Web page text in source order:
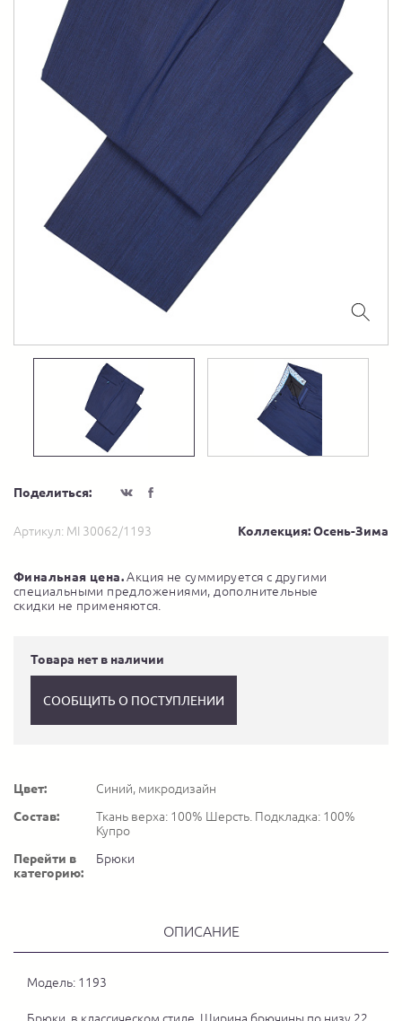
Поделиться:
Артикул: MI 30062/1193 Коллекция: Осень-Зима
Финальная цена.Акция не суммируется с другими
специальными предложениями, дополнительные
скидки не применяются.
Товара нет в наличии
СООБЩИТЬ О ПОСТУПЛЕНИИ
Цвет:
Синий, микродизайн
Состав:
Ткань верха: 100% Шерсть. Подкладка: 100%
Купро
Перейти в
категорию:
Брюки
ОПИСАНИЕ
Модель: 1193